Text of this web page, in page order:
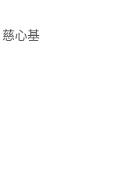
心基